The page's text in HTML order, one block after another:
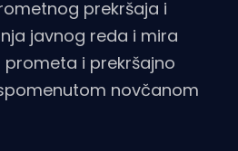
prekršaja i
javnog reda i mira
prometa i prekršajno
novčanom